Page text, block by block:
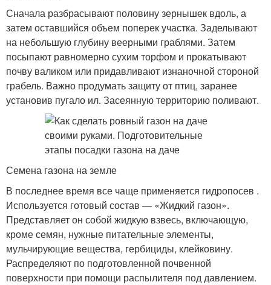
Сначала разбрасывают половину зернышек вдоль, а
затем оставшийся объем поперек участка. Заделывают
на небольшую глубину веерными граблями. Затем
посыпают равномерно сухим торфом и прокатывают
почву валиком или придавливают изнаночной стороной
грабель. Важно продумать защиту от птиц, заранее
установив пугало ил. Засеянную территорию поливают.
Семена газона на земле
В последнее время все чаще применяется гидропосев .
Используется готовый состав — «Жидкий газон».
Представляет он собой жидкую взвесь, включающую,
кроме семян, нужные питательные элементы,
мульчирующие вещества, гербициды, клейковину.
Распределяют по подготовленной почвенной
поверхности при помощи распылителя под давлением.